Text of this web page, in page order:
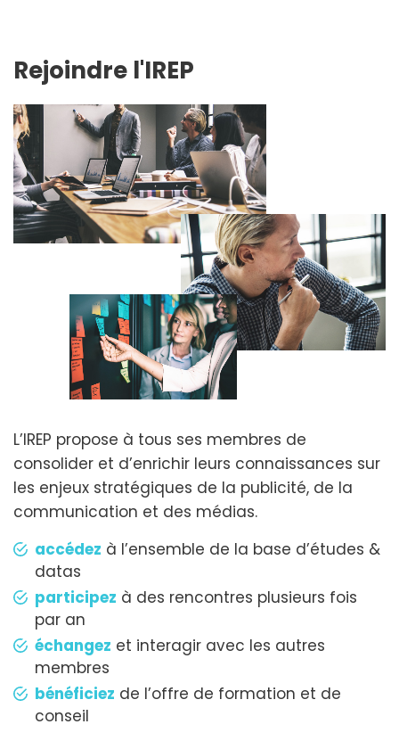
Rejoindre l'IREP
L’IREP propose à tous ses membres de
consolider et d’enrichir leurs connaissances sur
les enjeux stratégiques de la publicité, de la
communication et des médias.
accédez à l’ensemble de la base d’études &
datas
participez à des rencontres plusieurs fois
par an
échangez et interagir avec les autres
membres
bénéficiez de l’offre de formation et de
conseil